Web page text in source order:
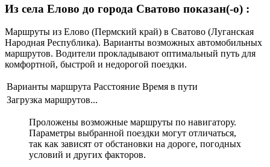
Из села Елово до города Сватово показан(-о) :
Маршруты из Елово (Пермский край) в Сватово (Луганская
Народная Республика). Варианты возможных автомобильных
маршрутов. Водители прокладывают оптимальный путь для
комфортной, быстрой и недорогой поездки.
Варианты маршрута Расстояние Время в пути
Загрузка маршрутов...
Проложены возможные маршруты по навигатору.
Параметры выбранной поездки могут отличаться,
так как зависят от обстановки на дороге, погодных
условий и других факторов.